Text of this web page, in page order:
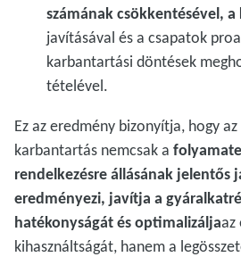
számának csökkentésével,
javításával és a csapatok
karbantartási döntések
tételével.
Ez az eredmény bizonyítja, hogy
karbantartás nemcsak a
rendelkezésre állásának jelentős
eredményezi, javítja a
hatékonyságát és optimalizáljaaz
kihasználtságát, hanem a